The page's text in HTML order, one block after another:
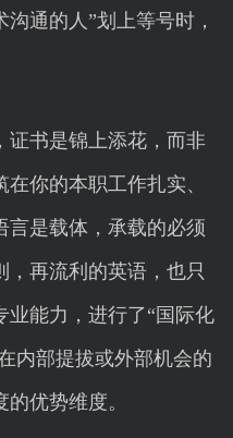
通的人”划上等号时，
证书是锦上添花，而非
你的本职工作扎实、
言是载体，承载的必须
，再流利的英语，也只
业能力，进行了“国际化
内部提拔或外部机会的
优势维度。